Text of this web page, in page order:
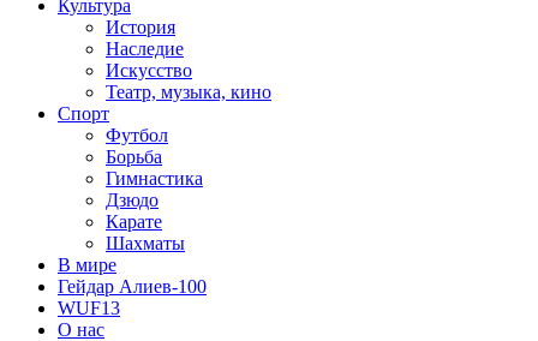
Культура
История
Наследие
Искусство
Театр, музыка, кино
Спорт
Футбол
Борьба
Гимнастика
Дзюдо
Карате
Шахматы
В мире
Гейдар Алиев-100
WUF13
О нас